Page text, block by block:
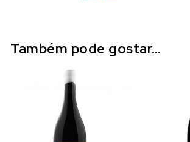
Também pode gostar…